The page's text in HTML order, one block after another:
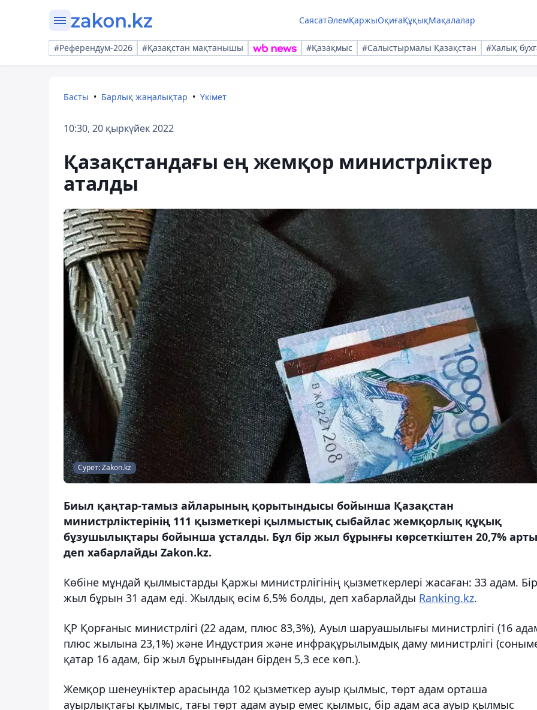
СаясатӘлемҚаржыОқиғаҚұқықМақалалар
#Референдум-2026 #Қазақстан мақтанышы #Қазақмыс #Салыстырмалы Қазақстан #Халық
Басты Барлық жаңалықтар Үкімет
10:30, 20 қыркүйек 2022
Қазақстандағы ең жемқор министрліктер
аталды
Сурет: Zakon.kz
Биыл қаңтар-тамыз айларының қорытындысы бойынша Қазақстан
министрліктерінің 111 қызметкері қылмыстық сыбайлас жемқорлық құқық
бұзушылықтары бойынша ұсталды. Бұл бір жыл бұрынғы көрсеткіштен 20,7%
деп хабарлайды Zakon.kz.
Көбіне мұндай қылмыстарды Қаржы министрлігінің қызметкерлері жасаған: 33 адам. Бір
жыл бұрын 31 адам еді. Жылдық өсім 6,5% болды, деп хабарлайды Ranking.kz.
ҚР Қорғаныс министрлігі (22 адам, плюс 83,3%), Ауыл шаруашылығы министрлігі (16
плюс жылына 23,1%) және Индустрия және инфрақұрылымдық даму министрлігі
қатар 16 адам, бір жыл бұрынғыдан бірден 5,3 есе көп.).
Жемқор шенеуніктер арасында 102 қызметкер ауыр қылмыс, төрт адам орташа
ауырлықтағы қылмыс, тағы төрт адам ауыр емес қылмыс, бір адам аса ауыр қылмыс